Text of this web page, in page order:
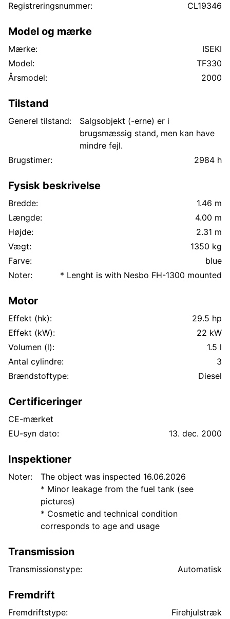
Weight: approx. 195 kg Drive system: Hydraulic
left/right adjustment Mounting system: A-frame Brush
type: Poly brushes
Registreringsnummer:
CL19346
Model og mærke
Mærke:
ISEKI
Model:
TF330
Årsmodel:
2000
Tilstand
Generel tilstand:
Salgsobjekt (-erne) er i
brugsmæssig stand, men kan have
mindre fejl.
Brugstimer:
2984 h
Fysisk beskrivelse
Bredde:
1.46 m
Længde:
4.00 m
Højde:
2.31 m
Vægt:
1350 kg
Farve:
blue
Noter:
* Lenght is with Nesbo FH-1300 mounted
Motor
Effekt (hk):
29.5 hp
Effekt (kW):
22 kW
Volumen (l):
1.5 l
Antal cylindre:
3
Brændstoftype:
Diesel
Certificeringer
CE-mærket
EU-syn dato:
13. dec. 2000
Inspektioner
Noter:
The object was inspected 16.06.2026
* Minor leakage from the fuel tank (see
pictures)
* Cosmetic and technical condition
corresponds to age and usage
Transmission
Transmissionstype: Automatisk
Fremdrift
Fremdriftstype: Firehjulstræk